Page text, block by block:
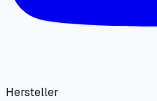
Hersteller